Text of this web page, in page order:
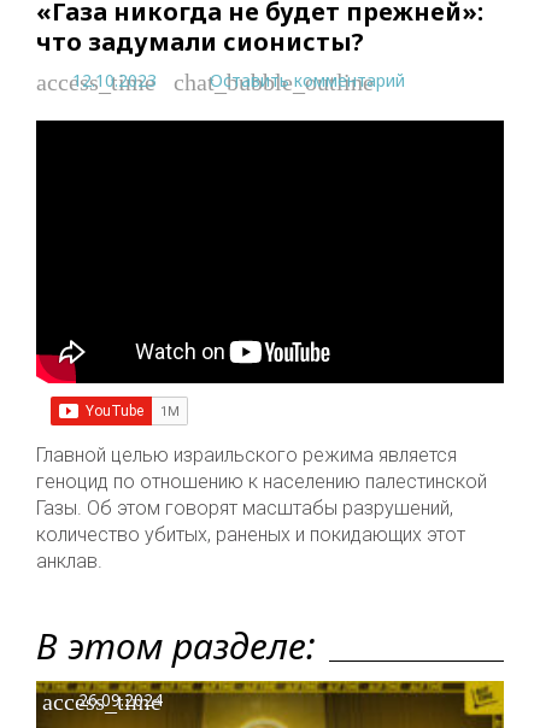
«Газа никогда не будет прежней»:
что задумали сионисты?
access_time
12.10.2023 chat_bubble_outline
Оставить комментарий
Главной целью израильского режима является
геноцид по отношению к населению палестинской
Газы. Об этом говорят масштабы разрушений,
количество убитых, раненых и покидающих этот
анклав.
В этом разделе:
access_time
26.09.2024